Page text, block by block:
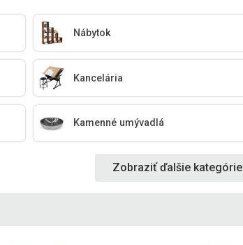
Nábytok
Kancelária
Kamenné umývadlá
Zobraziť ďalšie kategórie